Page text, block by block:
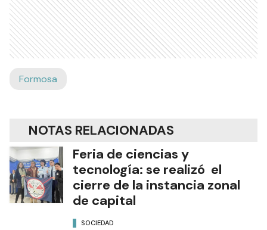
Formosa
NOTAS RELACIONADAS
Feria de ciencias y
tecnología: se realizó el
cierre de la instancia zonal
de capital
SOCIEDAD